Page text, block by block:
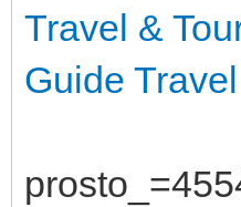
Travel &
Guide